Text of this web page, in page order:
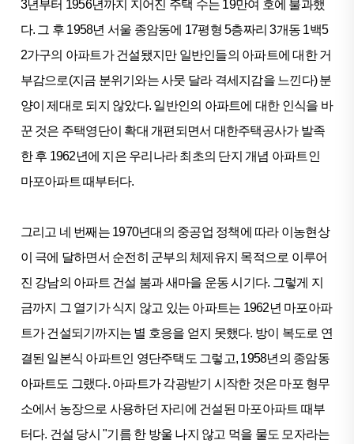
3년부터 1956년까지 지어진 주택 수는 19만여 호에 불과했
다. 그 후 1958년 서울 종암동에 17평형 5층짜리 3개동 1백5
2가구의 아파트가 건설됐지만 일반인들의 아파트에 대한 거
부감으로(지금 분위기와는 사뭇 달라 격세지감을 느낀다) 분
양이 제대로 되지 않았다. 일반인의 아파트에 대한 인식을 바
꾼 것은 주택영단이 확대 개편되면서 대한주택공사가 발족
한 후 1962년에 지은 우리나라 최초의 단지 개념 아파트인
마포아파트 때부터다.
그리고 네 번째는 1970년대의 중공업 정책에 따라 이농현상
이 극에 달하면서 순전히 군부의 체제유지 목적으로 이루어
진 강남의 아파트 건설 붐과 새마을 운동 시기다. 그렇게 지
금까지 그 열기가 식지 않고 있는 아파트는 1962년 마포아파
트가 건설되기까지는 별 호응을 얻지 못했다. 방이 복도로 연
결된 일본식 아파트인 영단주택도 그렇고, 1958년의 종암동
아파트도 그랬다. 아파트가 각광받기 시작한 것은 마포 형무
소에서 농장으로 사용하던 자리에 건설된 마포아파트 때부
터다. 건설 당시 "기름 한 방울 나지 않고 먹을 물도 모자라는